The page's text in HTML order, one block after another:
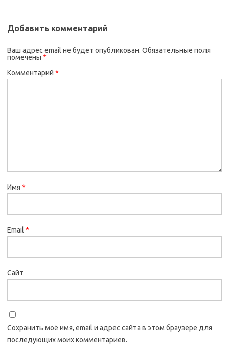
Добавить комментарий
Ваш адрес email не будет опубликован. Обязательные поля
помечены *
Комментарий *
Имя *
Email *
Сайт
Сохранить моё имя, email и адрес сайта в этом браузере для
последующих моих комментариев.